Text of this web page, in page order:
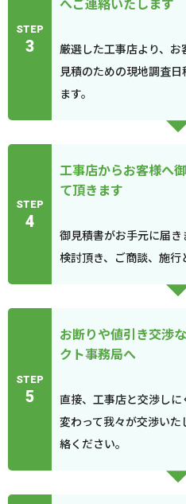
STEP
3
厳選した工事店より、
見積のための現地調査
ます。
STEP
4
工事店からお客様へ
て頂きます
御見積書がお手元に届
検討頂き、ご商談、施行
STEP
5
お断りや値引き交渉
クト事務局へ
直接、工事店と交渉し
変わって我々が交渉い
絡ください。